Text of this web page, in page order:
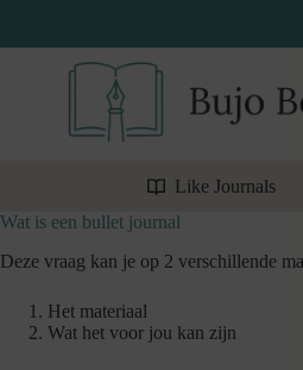
de
Like Journals
Wat is een bullet journal
Deze vraag kan je op 2 verschillende
Het materiaal
Wat het voor jou kan zijn